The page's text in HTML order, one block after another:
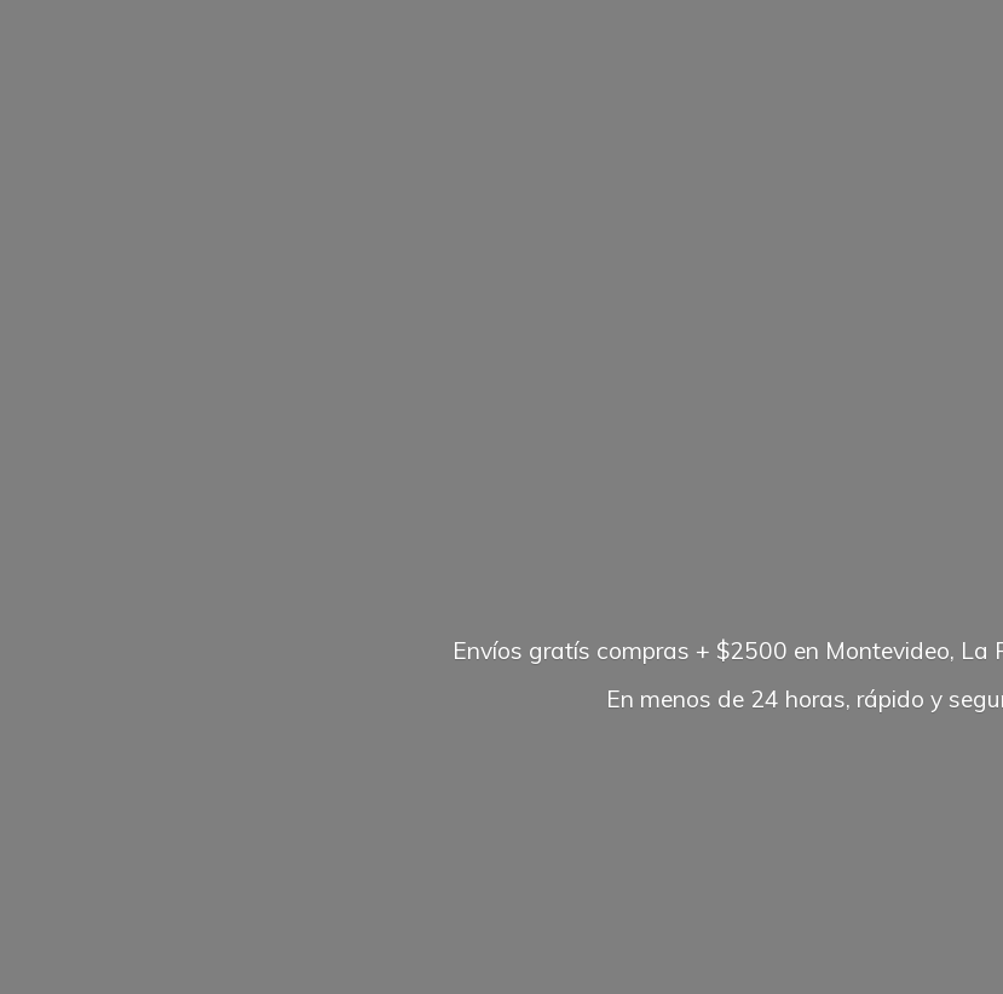
Envíos gratís compras + $2500 en Montevideo, La
En menos de 24 horas, rápido y